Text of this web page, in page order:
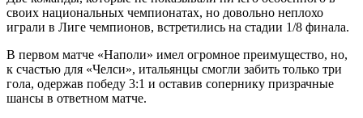
своих национальных чемпионатах, но довольно неплохо
играли в Лиге чемпионов, встретились на стадии 1/8 финала.
В первом матче «Наполи» имел огромное преимущество, но,
к счастью для «Челси», итальянцы смогли забить только три
гола, одержав победу 3:1 и оставив сопернику призрачные
шансы в ответном матче.